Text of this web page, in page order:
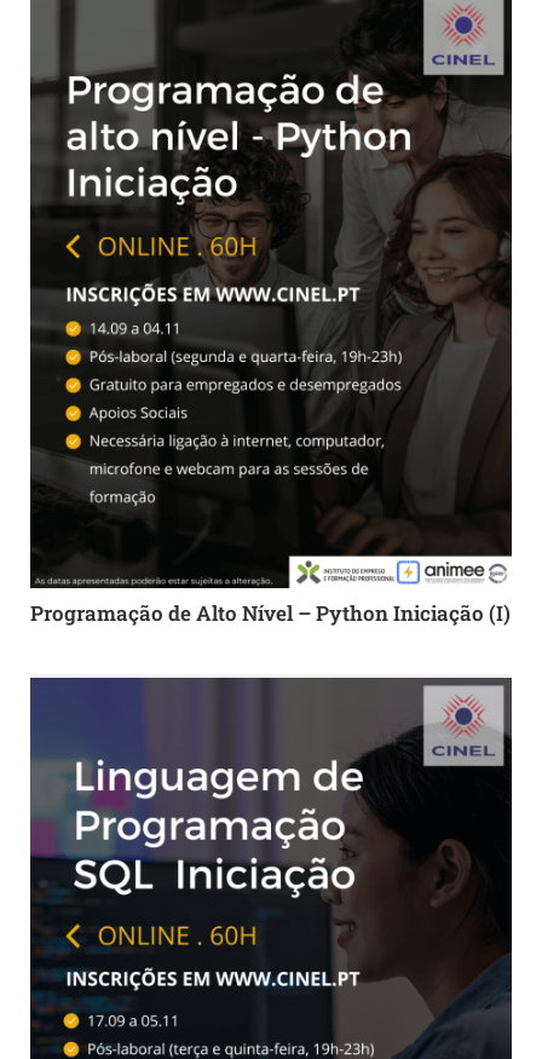
Programação de Alto Nível – Python Iniciação (I)